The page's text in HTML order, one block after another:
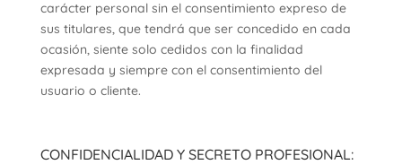
carácter personal sin el consentimiento expreso de
sus titulares, que tendrá que ser concedido en cada
ocasión, siente solo cedidos con la finalidad
expresada y siempre con el consentimiento del
usuario o cliente.
CONFIDENCIALIDAD Y SECRETO PROFESIONAL: